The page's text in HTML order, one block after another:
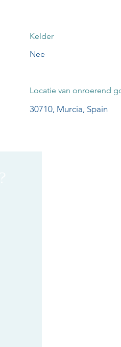
Kelder
Nee
Locatie van onroerend
30710, Murcia, Spain